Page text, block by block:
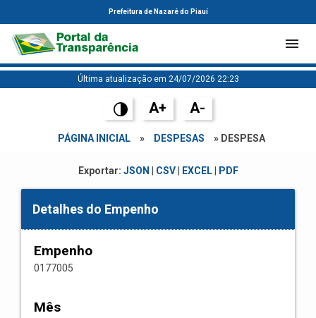
Prefeitura de Nazaré do Piauí
Última atualização em 24/07/2026 22:23
A+ A-
PÁGINA INICIAL » DESPESAS » DESPESA
Exportar: JSON CSV| EXCEL| PDF
Detalhes do Empenho
Empenho
0177005
Mês